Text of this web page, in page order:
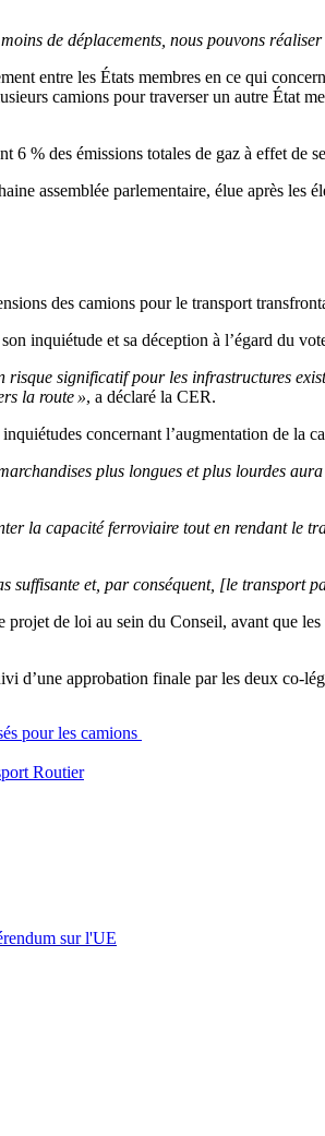
de déplacements, nous pouvons
entre les États membres en ce qui
camions pour traverser un autre État
6 % des émissions totales de gaz à effet de
assemblée parlementaire, élue après les
des camions pour le transport
inquiétude et sa déception à l’égard du
risque significatif pour les infrastructures
la route », a déclaré la CER.
concernant l’augmentation de la
plus longues et plus lourdes
la capacité ferroviaire tout en rendant le
suffisante et, par conséquent, [le transport
de loi au sein du Conseil, avant que
d’une approbation finale par les deux co-
pour les camions
Routier
sur l'UE